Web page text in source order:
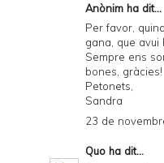
Anònim ha dit...
Per favor,
gana, que
Sempre ens
bones, gràcies!
Petonets,
Sandra
23 de
Quo ha dit...